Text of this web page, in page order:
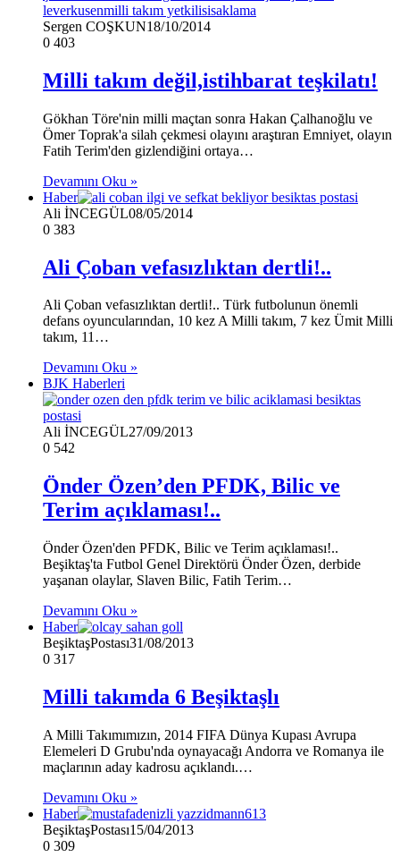
Sergen COŞKUN18/10/2014
0 403
Milli takım değil,istihbarat teşkilatı!
Gökhan Töre'nin milli maçtan sonra Hakan Çalhanoğlu ve
Ömer Toprak'a silah çekmesi olayını araştıran Emniyet, olayın
Fatih Terim'den gizlendiğini ortaya…
Devamını Oku »
Haber
Ali İNCEGÜL08/05/2014
0 383
Ali Çoban vefasızlıktan dertli!..
Ali Çoban vefasızlıktan dertli!.. Türk futbolunun önemli
defans oyuncularından, 10 kez A Milli takım, 7 kez Ümit Milli
takım, 11…
Devamını Oku »
BJK Haberleri
Ali İNCEGÜL27/09/2013
0 542
Önder Özen’den PFDK, Bilic ve
Terim açıklaması!..
Önder Özen'den PFDK, Bilic ve Terim açıklaması!..
Beşiktaş'ta Futbol Genel Direktörü Önder Özen, derbide
yaşanan olaylar, Slaven Bilic, Fatih Terim…
Devamını Oku »
Haber
BeşiktaşPostası31/08/2013
0 317
Milli takımda 6 Beşiktaşlı
A Milli Takımımızın, 2014 FIFA Dünya Kupası Avrupa
Elemeleri D Grubu'nda oynayacağı Andorra ve Romanya ile
maçlarının aday kadrosu açıklandı.…
Devamını Oku »
Haber
BeşiktaşPostası15/04/2013
0 309